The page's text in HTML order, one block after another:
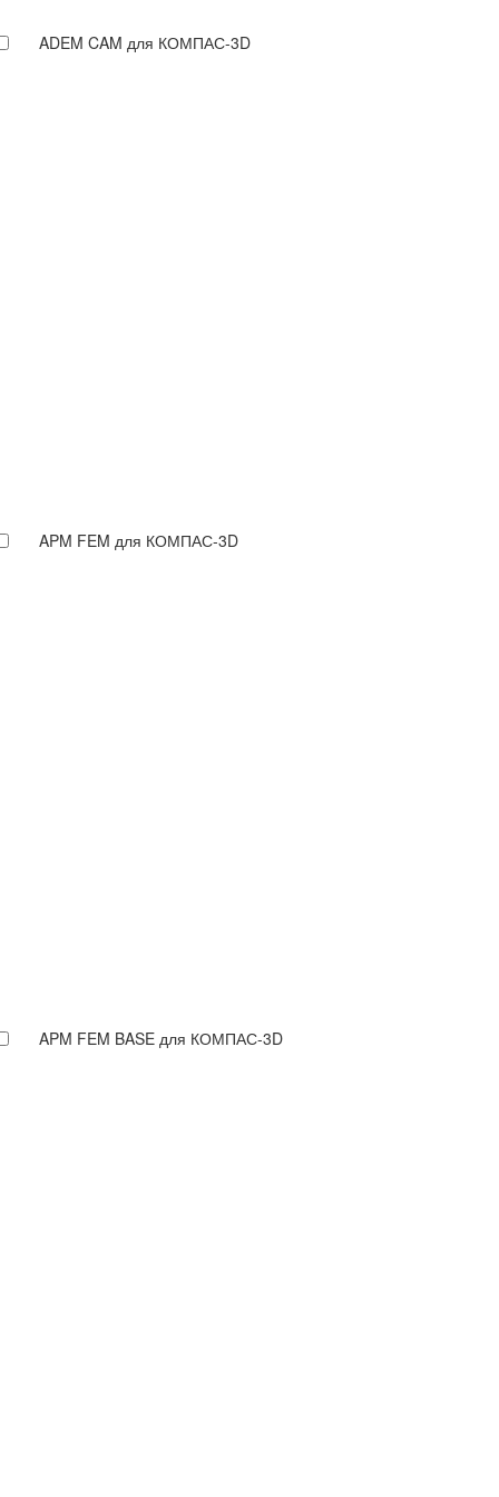
ADEM CAM для КОМПАС-3D
APM FEM для КОМПАС-3D
APM FEM BASE для КОМПАС-3D